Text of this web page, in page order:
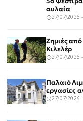
αυλαία
27/07/2026 -
Ζημιές
Κιλελέρ
27/07/2026 -
Παλαιό
εργασίες
27/07/2026 -